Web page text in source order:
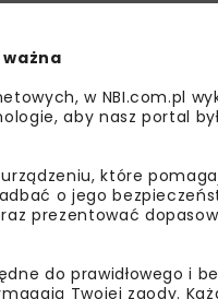
BCC LIDERZY
w NBI.com.pl
aby nasz portal
które
o jego
prezentować
do prawidłowego i
Twojej zgody.